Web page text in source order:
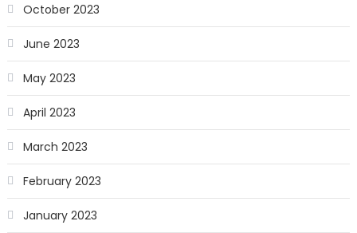
October 2023
June 2023
May 2023
April 2023
March 2023
February 2023
January 2023